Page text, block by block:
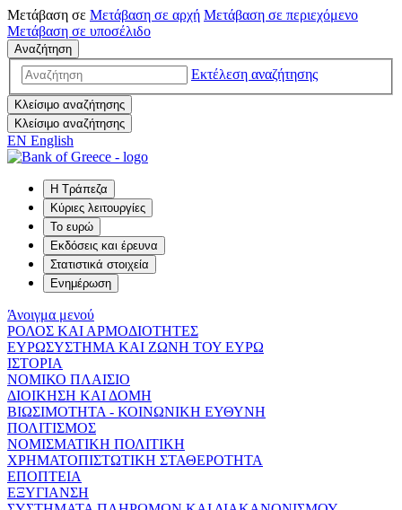
Μετάβαση σε Μετάβαση σε αρχή Μετάβαση σε περιεχόμενο
Μετάβαση σε υποσέλιδο
Αναζήτηση
Εκτέλεση αναζήτησης
Κλείσιμο αναζήτησης
Κλείσιμο αναζήτησης
EN English
Η Τράπεζα
Κύριες λειτουργίες
Το ευρώ
Εκδόσεις και έρευνα
Στατιστικά στοιχεία
Ενημέρωση
Άνοιγμα μενού
ΡΟΛΟΣ ΚΑΙ ΑΡΜΟΔΙΟΤΗΤΕΣ
ΕΥΡΩΣΥΣΤΗΜΑ ΚΑΙ ΖΩΝΗ ΤΟΥ ΕΥΡΩ
ΙΣΤΟΡΙΑ
ΝΟΜΙΚΟ ΠΛΑΙΣΙΟ
ΔΙΟΙΚΗΣΗ ΚΑΙ ΔΟΜΗ
ΒΙΩΣΙΜΟΤΗΤΑ - ΚΟΙΝΩΝΙΚΗ ΕΥΘΥΝΗ
ΠΟΛΙΤΙΣΜΟΣ
ΝΟΜΙΣΜΑΤΙΚΗ ΠΟΛΙΤΙΚΗ
ΧΡΗΜΑΤΟΠΙΣΤΩΤΙΚΗ ΣΤΑΘΕΡΟΤΗΤΑ
ΕΠΟΠΤΕΙΑ
ΕΞΥΓΙΑΝΣΗ